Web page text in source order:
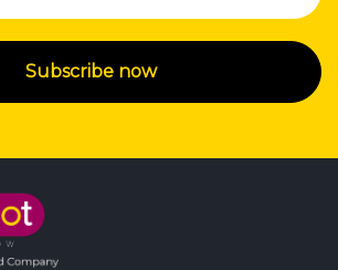
Subscribe now